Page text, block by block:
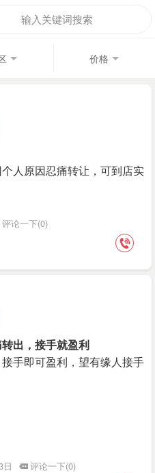
输入关键词搜索
价格
人原因忍痛转让，可到店实
评论一下(0)
出，接手就盈利
手即可盈利，望有缘人接手
日
评论一下(0)